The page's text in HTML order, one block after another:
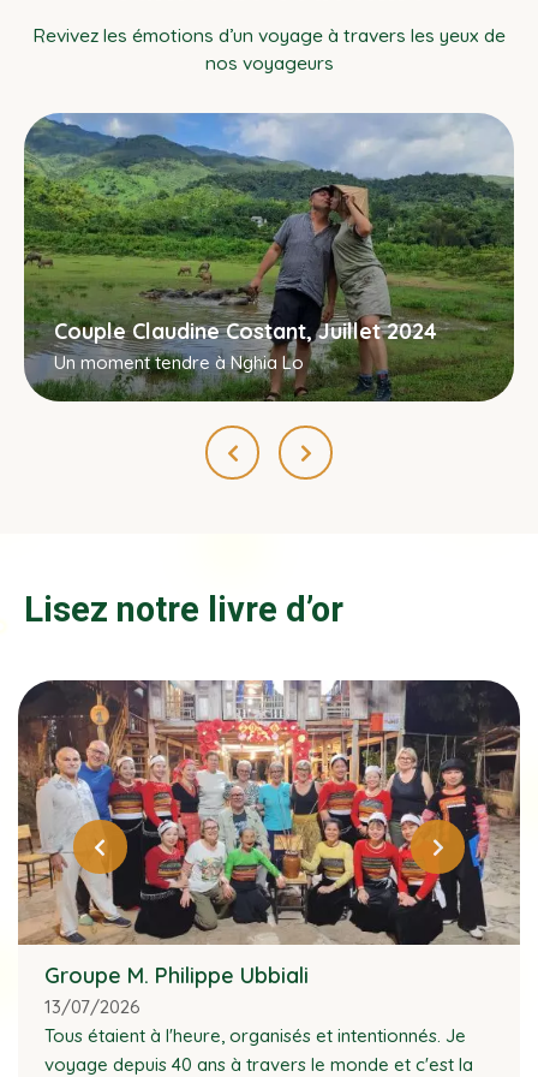
Revivez les émotions d’un voyage à travers les yeux de
nos voyageurs
Couple Claudine Costant, Juillet 2024
Un moment tendre à Nghia Lo
Lisez notre livre d’or
Groupe M. Philippe Ubbiali
13/07/2026
Tous étaient à l'heure, organisés et intentionnés. Je
voyage depuis 40 ans à travers le monde et c'est la